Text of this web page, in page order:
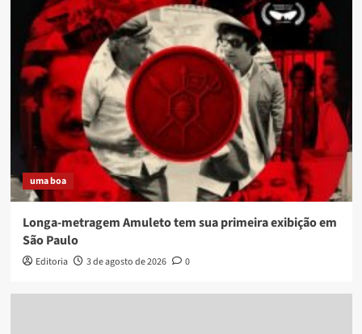
uma boa
Longa-metragem Amuleto tem sua primeira exibição em
São Paulo
Editoria 3 de agosto de 2026 0